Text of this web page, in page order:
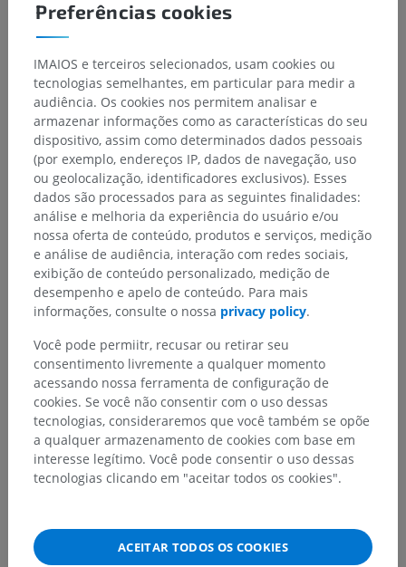
Hierarquia anatômica
Anatomia veterinária
Partes do corpo> Tronco> Pelve> Nádegas
Estruturas subjacentes: Não há nenhuma estrutura
subjacente para esta parte anatômica
Anatomia comparativa em humanos
Traduções
Encontrou um erro?
Preferências cookies
IMAIOS e terceiros selecionados, usam cookies ou
tecnologias semelhantes, em particular para medir a
audiência. Os cookies nos permitem analisar e
armazenar informações como as características do seu
dispositivo, assim como determinados dados pessoais
(por exemplo, endereços IP, dados de navegação, uso
ou geolocalização, identificadores exclusivos). Esses
dados são processados para as seguintes finalidades:
análise e melhoria da experiência do usuário e/ou
nossa oferta de conteúdo, produtos e serviços, medição
e análise de audiência, interação com redes sociais,
exibição de conteúdo personalizado, medição de
desempenho e apelo de conteúdo. Para mais
informações, consulte o nossa privacy policy.
Você pode permiitr, recusar ou retirar seu
consentimento livremente a qualquer momento
acessando nossa ferramenta de configuração de
cookies. Se você não consentir com o uso dessas
tecnologias, consideraremos que você também se opõe
a qualquer armazenamento de cookies com base em
interesse legítimo. Você pode consentir o uso dessas
tecnologias clicando em "aceitar todos os cookies".
ACEITAR TODOS OS COOKIES